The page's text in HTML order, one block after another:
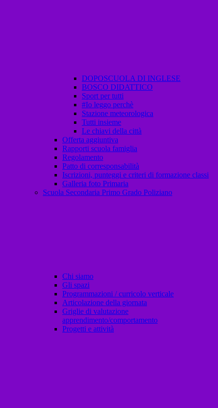
DOPOSCUOLA DI INGLESE
BOSCO DIDATTICO
Sport per tutti
#Io leggo perchè
Stazione meteorologica
Tutti insieme
Le chiavi della città
Offerta aggiuntiva
Rapporti scuola famiglia
Regolamento
Patto di corresponsabilità
Iscrizioni, punteggi e criteri di formazione classi
Galleria foto Primaria
Scuola Secondaria Primo Grado Poliziano
Chi siamo
Gli spazi
Programmazioni / curricolo verticale
Articolazione della giornata
Griglie di valutazione
apprendimento/comportamento
Progetti e attività